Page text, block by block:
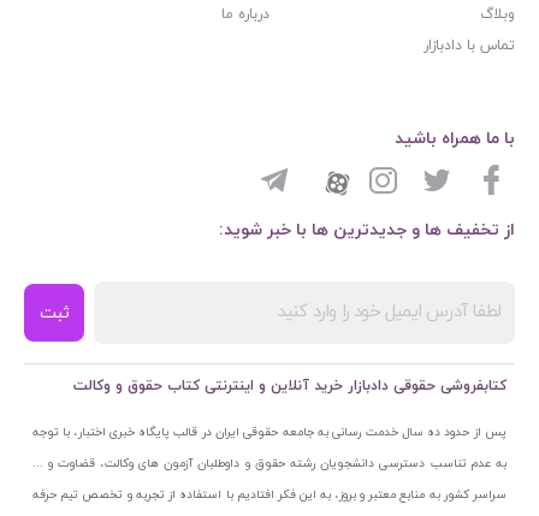
وبلاگ
درباره ما
تماس با دادبازار
از تخفیف ها و جدیدترین ها با خبر شوید:
ثبت
با ما همراه باشید
کتابفروشی حقوقی دادبازار خرید آنلاین و اینترنتی کتاب حقوق و وکالت
پس از حدود ده سال خدمت رسانی به جامعه حقوقی ایران در قالب پایگاه خبری اختبار، با توجه
به عدم تناسب دسترسی دانشجویان رشته حقوق و داوطلبان آزمون های وکالت، قضاوت و ...
سراسر کشور به منابع معتبر و بروز، به این فکر افتادیم با استفاده از تجربه و تخصص تیم حرفه